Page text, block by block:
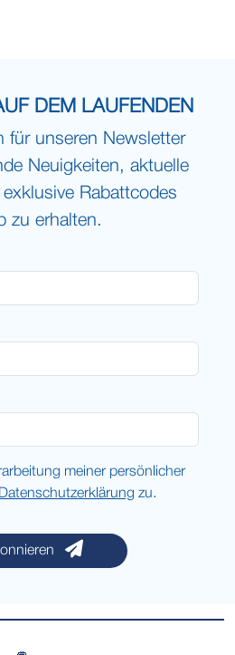
DEM LAUFENDEN
für unseren Newsletter
Neuigkeiten, aktuelle
Rabattcodes
zu erhalten.
meiner persönlicher
Datenschutzerklärung zu.